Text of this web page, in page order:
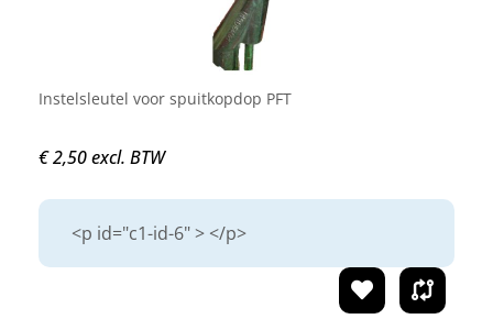
Instelsleutel voor spuitkopdop PFT
€ 2,50 excl. BTW
<p id="c1-id-6" > </p>